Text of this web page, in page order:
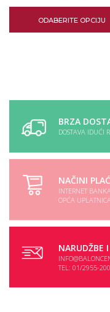
ODABERITE OPCIJU
BRZA
DOSTAVA IDUĆI
NAČINI
INTERNET
OPĆA
NARUDŽBE
TEL: 01/2955-200